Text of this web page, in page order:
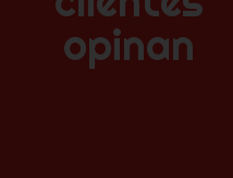
opinan